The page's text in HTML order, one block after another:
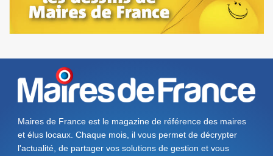
Maires de France est le magazine de référence des maires
et élus locaux. Chaque mois, il vous permet de décrypter
l'actualité, de partager vos solutions de gestion et vous